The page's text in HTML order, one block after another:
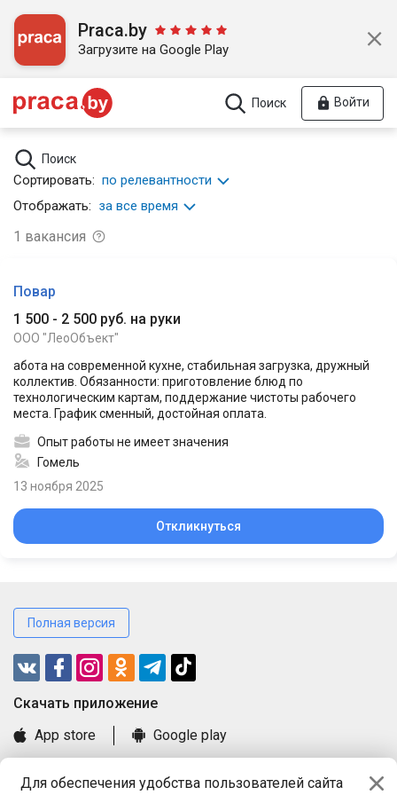
Для обеспечения удобства пользователей сайта
Praca.by
Загрузите на Google Play
Поиск Войти
Поиск
Сортировать: по релевантности
Отображать: за все время
1 вакансия
Повар
1 500 - 2 500 руб. на руки
ООО "ЛеоОбъект"
абота на современной кухне, стабильная загрузка, дружный
коллектив. Обязанности: приготовление блюд по
технологическим картам, поддержание чистоты рабочего
места. График сменный, достойная оплата.
Опыт работы не имеет значения
Гомель
13 ноября 2025
Откликнуться
Полная версия
Cкачать приложение
App store
Google play